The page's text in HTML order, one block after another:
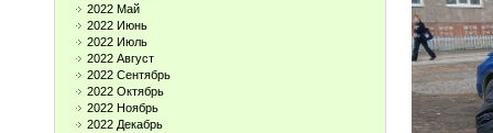
2022 Май
2022 Июнь
2022 Июль
2022 Август
2022 Сентябрь
2022 Октябрь
2022 Ноябрь
2022 Декабрь